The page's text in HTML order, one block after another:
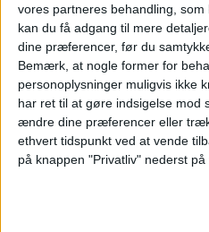
vores partneres behandling,
kan du få adgang til mere
dine præferencer, før du
Bemærk, at nogle former for
personoplysninger muligvis ikke
har ret til at gøre indsigelse mod
ændre dine præferencer eller
ethvert tidspunkt ved at vende
på knappen "Privatliv" nederst på
Apollo Global
5,7 milliarder pund efter
om det britiske
Her kan du